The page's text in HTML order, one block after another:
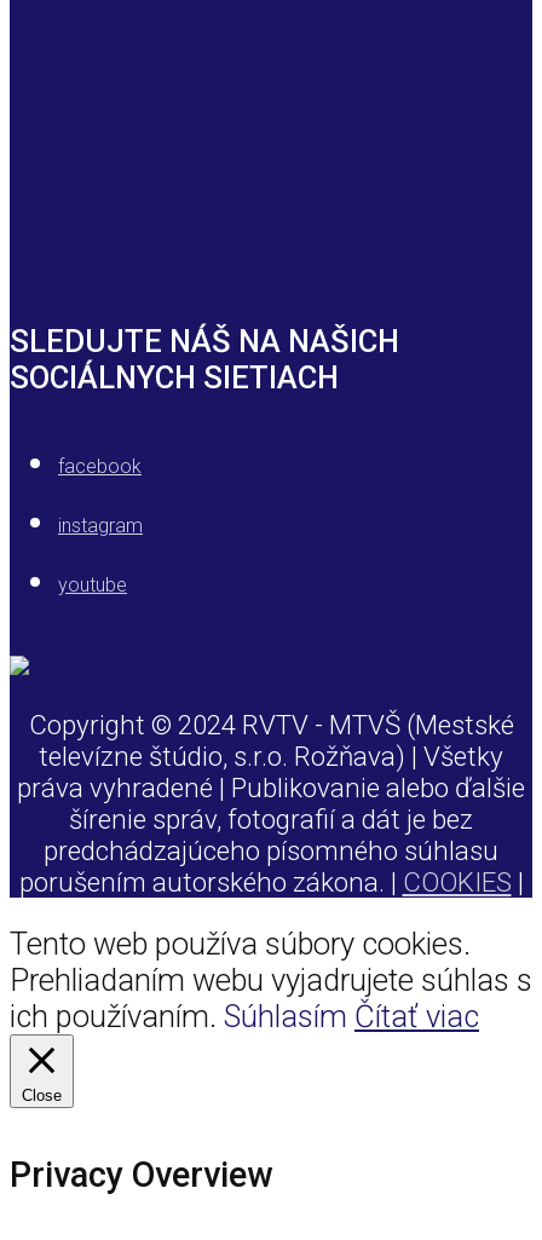
SLEDUJTE NÁŠ NA NAŠICH
SOCIÁLNYCH SIETIACH
facebook
instagram
youtube
Copyright © 2024 RVTV - MTVŠ (Mestské
televízne štúdio, s.r.o. Rožňava) | Všetky
práva vyhradené | Publikovanie alebo ďalšie
šírenie správ, fotografií a dát je bez
predchádzajúceho písomného súhlasu
porušením autorského zákona. | COOKIES |
Tento web používa súbory cookies.
Prehliadaním webu vyjadrujete súhlas s
ich používaním. Súhlasím Čítať viac
Close
Privacy Overview